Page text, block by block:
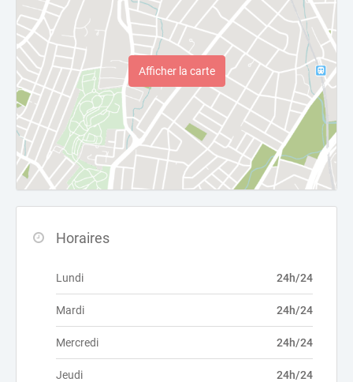
Afficher la carte
Horaires
Lundi 24h/24
Mardi 24h/24
Mercredi 24h/24
Jeudi 24h/24